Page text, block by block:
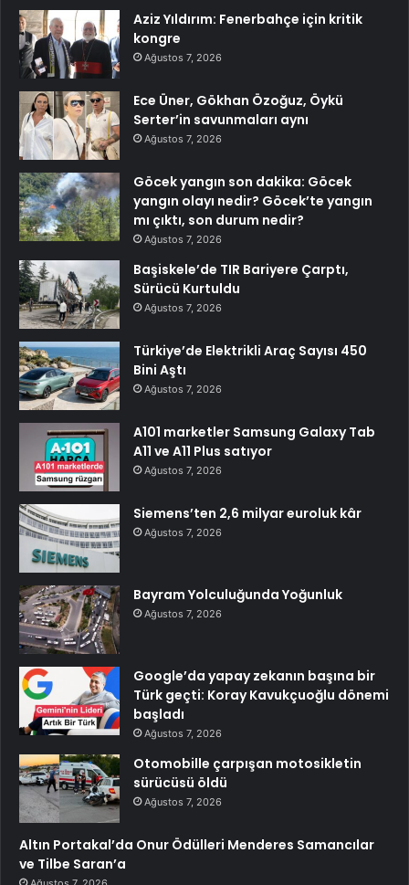
Aziz Yıldırım: Fenerbahçe için kritik
kongre
Ağustos 7, 2026
Ece Üner, Gökhan Özoğuz, Öykü
Serter’in savunmaları aynı
Ağustos 7, 2026
Göcek yangın son dakika: Göcek
yangın olayı nedir? Göcek’te yangın
mı çıktı, son durum nedir?
Ağustos 7, 2026
Başiskele’de TIR Bariyere Çarptı,
Sürücü Kurtuldu
Ağustos 7, 2026
Türkiye’de Elektrikli Araç Sayısı 450
Bini Aştı
Ağustos 7, 2026
A101 marketler Samsung Galaxy Tab
A11 ve A11 Plus satıyor
Ağustos 7, 2026
Siemens’ten 2,6 milyar euroluk kâr
Ağustos 7, 2026
Bayram Yolculuğunda Yoğunluk
Ağustos 7, 2026
Google’da yapay zekanın başına bir
Türk geçti: Koray Kavukçuoğlu dönemi
başladı
Ağustos 7, 2026
Otomobille çarpışan motosikletin
sürücüsü öldü
Ağustos 7, 2026
Altın Portakal’da Onur Ödülleri Menderes Samancılar
ve Tilbe Saran’a